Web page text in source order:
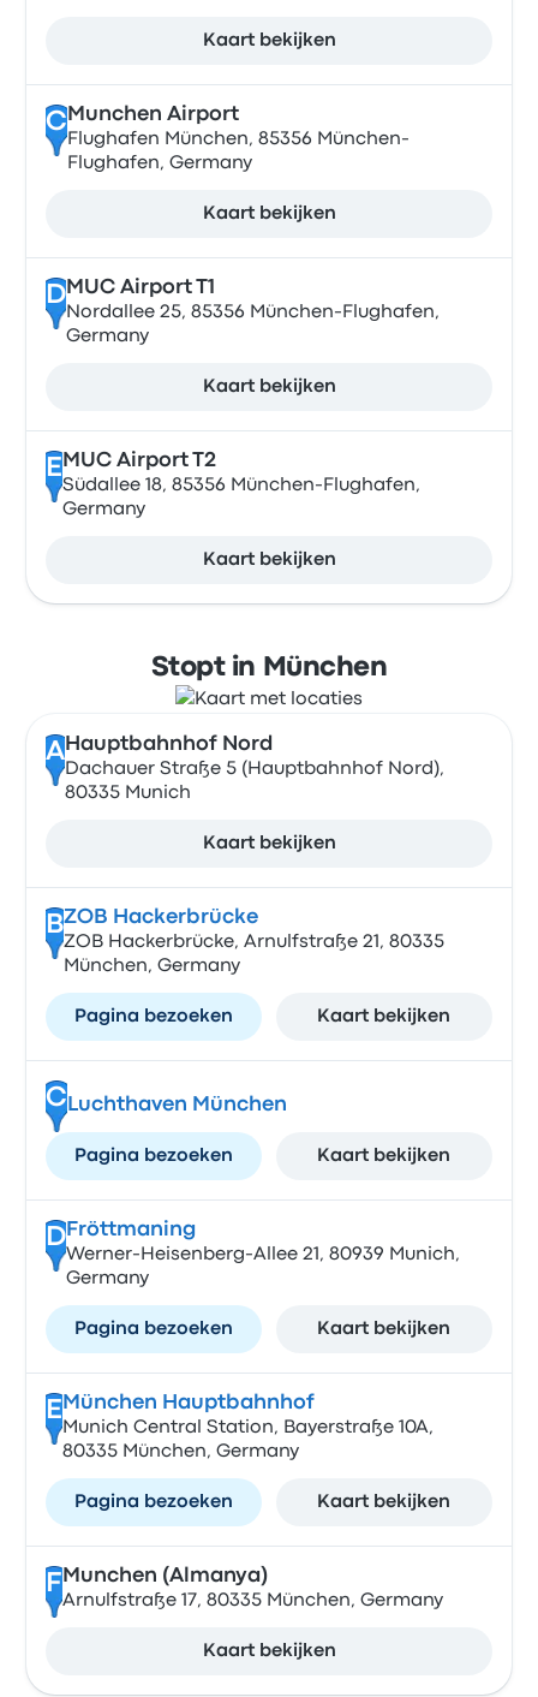
Kaart bekijken
CMunchen Airport
Flughafen München, 85356 München-
Flughafen, Germany
Kaart bekijken
DMUC Airport T1
Nordallee 25, 85356 München-Flughafen,
Germany
Kaart bekijken
E MUC Airport T2
Südallee 18, 85356 München-Flughafen,
Germany
Kaart bekijken
Stopt in München
A Hauptbahnhof Nord
Dachauer Straße 5 (Hauptbahnhof Nord),
80335 Munich
Kaart bekijken
BZOB Hackerbrücke
ZOB Hackerbrücke, Arnulfstraße 21, 80335
München, Germany
Pagina bezoeken Kaart bekijken
C Luchthaven München
Pagina bezoeken Kaart bekijken
DFröttmaning
Werner-Heisenberg-Allee 21, 80939 Munich,
Germany
Pagina bezoeken Kaart bekijken
E München Hauptbahnhof
Munich Central Station, Bayerstraße 10A,
80335 München, Germany
Pagina bezoeken Kaart bekijken
F Munchen (Almanya)
Arnulfstraße 17, 80335 München, Germany
Kaart bekijken